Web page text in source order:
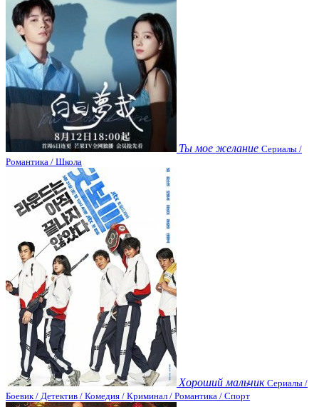
Ты мое желание Сериалы /
Романтика / Школа
Хороший мальчик Сериалы /
Боевик / Детектив / Комедия / Криминал / Романтика / Спорт